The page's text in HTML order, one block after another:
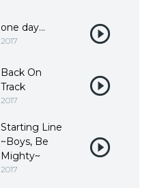
one day…
2017
Back On
Track
2017
Starting Line
~Boys, Be
Mighty~
2017